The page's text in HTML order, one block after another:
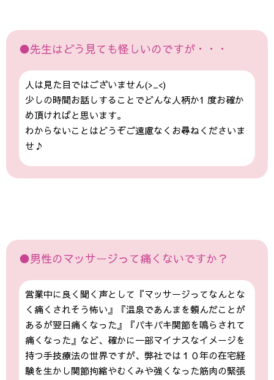
●先生はどう見ても怪しいのですが・・・
人は見た目ではございません(>_<)
少しの時間お話しすることでどんな人柄か1 度お確か
め頂ければと思います。
わからないことはどうぞご遠慮なくお尋ねくださいま
せ♪
●男性のマッサージって痛くないですか？
営業中に良く聞く声として『マッサージってなんとな
く痛くされそう怖い』『温泉であんまを頼んだことが
あるが翌日痛くなった』『パキパキ関節を鳴らされて
痛くなった』など、確かに一部マイナスなイメージを
持つ手技療法の世界ですが、弊社では１０年の在宅経
験を生かし関節拘縮やむくみや強くなった筋肉の緊張